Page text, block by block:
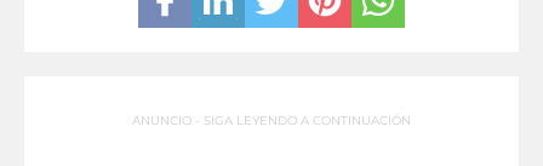
ANUNCIO - SIGA LEYENDO A CONTINUACIÓN